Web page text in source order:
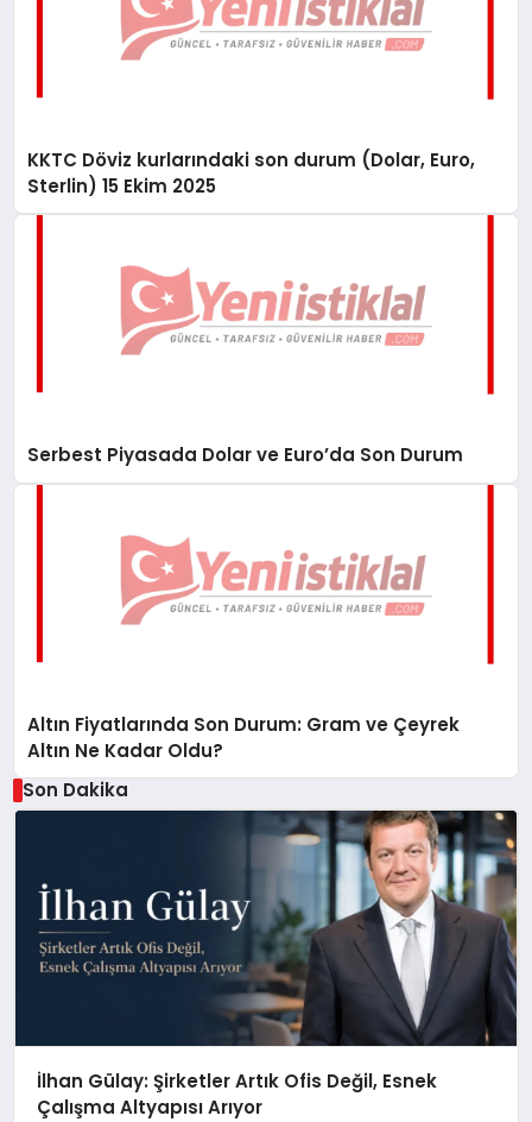
KKTC Döviz kurlarındaki son durum (Dolar, Euro,
Sterlin) 15 Ekim 2025
Serbest Piyasada Dolar ve Euro’da Son Durum
Altın Fiyatlarında Son Durum: Gram ve Çeyrek
Altın Ne Kadar Oldu?
Son Dakika
İlhan Gülay: Şirketler Artık Ofis Değil, Esnek
Çalışma Altyapısı Arıyor